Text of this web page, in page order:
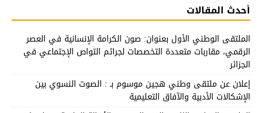
أحدث المقالات
الملتقى الوطني الأول بعنوان: صون الكرامة الإنسانية في العصر
الرقمي، مقاربات متعددة التخصصات لجرائم التواص الإجتماعي في
الجزائر
إعلان عن ملتقى وطني هجين موسوم بـ : الصوت النسوي بين
الإشكالات الأدبية والآفاق التعليمية